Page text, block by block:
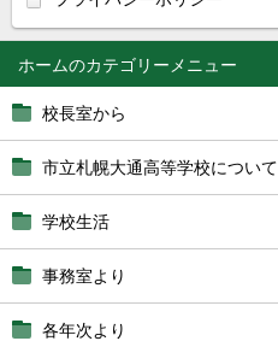
ホーム
校長室から
市立札幌大通高等学校について
学校生活
事務室より
各年次より